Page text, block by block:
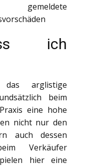
ich
arglistige
beim
eine hohe
nicht nur den
auch dessen
Verkäufer
hier eine